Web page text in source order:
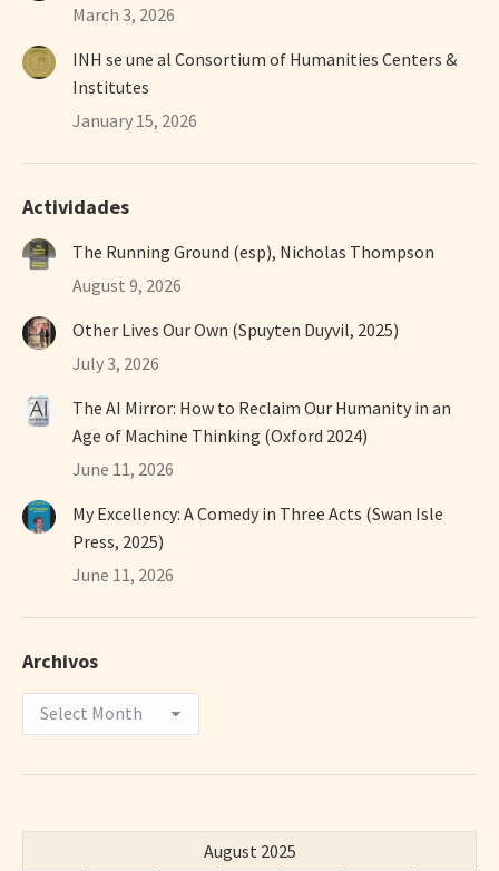
March 3, 2026
INH se une al Consortium of Humanities Centers &
Institutes
January 15, 2026
Actividades
The Running Ground (esp), Nicholas Thompson
August 9, 2026
Other Lives Our Own (Spuyten Duyvil, 2025)
July 3, 2026
The AI Mirror: How to Reclaim Our Humanity in an
Age of Machine Thinking (Oxford 2024)
June 11, 2026
My Excellency: A Comedy in Three Acts (Swan Isle
Press, 2025)
June 11, 2026
Archivos
Archivos
August 2025